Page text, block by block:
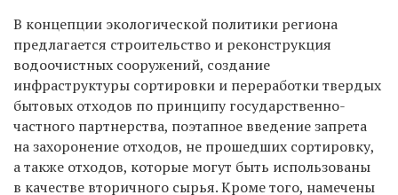
В концепции экологической политики региона
предлагается строительство и реконструкция
водоочистных сооружений, создание
инфраструктуры сортировки и переработки твердых
бытовых отходов по принципу государственно-
частного партнерства, поэтапное введение запрета
на захоронение отходов, не прошедших сортировку,
а также отходов, которые могут быть использованы
в качестве вторичного сырья. Кроме того, намечены